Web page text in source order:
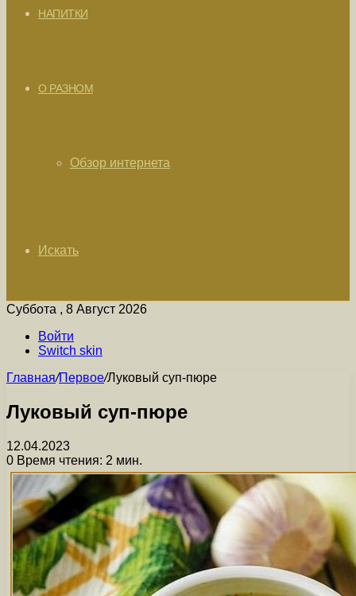
НАПИТКИ
О РАЗНОМ
Обзор интернета
Искать
Суббота , 8 Август 2026
Войти
Switch skin
Главная/Первое/Луковый суп-пюре
Луковый суп-пюре
12.04.2023
0 Время чтения: 2 мин.